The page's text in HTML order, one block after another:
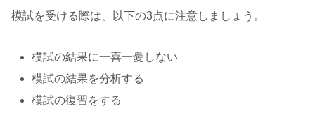
模試を受ける際は、以下の3点に注意しましょう。
模試の結果に一喜一憂しない
模試の結果を分析する
模試の復習をする